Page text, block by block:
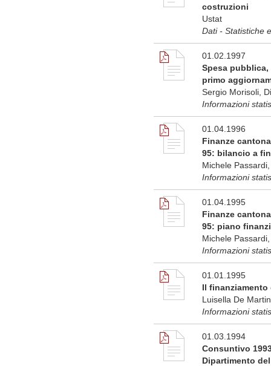
costruzioni
Ustat
Dati - Statistiche
01.02.1997
Spesa
primo
Sergio Morisoli,
Informazioni
01.04.1996
Finanze
95: bilancio a
Michele
Informazioni
01.04.1995
Finanze
95: piano
Michele
Informazioni
01.01.1995
Il finanziamento
Luisella De
Informazioni
01.03.1994
Consuntivo
Dipartimento